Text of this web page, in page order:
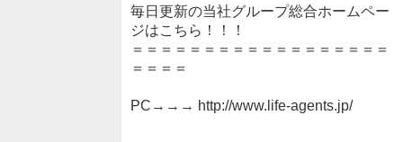
毎日更新の当社グループ総合ホームペー
ジはこちら！！！
＝＝＝＝＝＝＝＝＝＝＝＝＝＝＝＝＝＝
＝＝＝＝
PC→→→ http://www.life-agents.jp/